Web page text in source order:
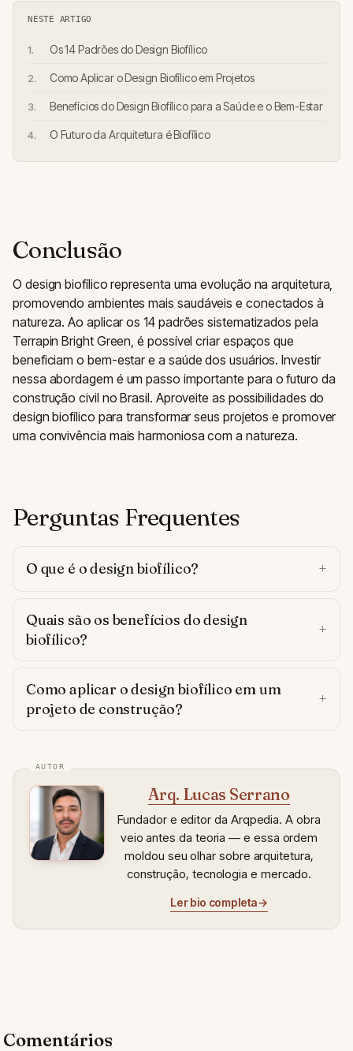
NESTE ARTIGO
Os 14 Padrões do Design Biofílico
Como Aplicar o Design Biofílico em Projetos
Benefícios do Design Biofílico para a Saúde e o Bem-Estar
O Futuro da Arquitetura é Biofílico
Conclusão
O design biofílico representa uma evolução na arquitetura,
promovendo ambientes mais saudáveis e conectados à
natureza. Ao aplicar os 14 padrões sistematizados pela
Terrapin Bright Green, é possível criar espaços que
beneficiam o bem-estar e a saúde dos usuários. Investir
nessa abordagem é um passo importante para o futuro da
construção civil no Brasil. Aproveite as possibilidades do
design biofílico para transformar seus projetos e promover
uma convivência mais harmoniosa com a natureza.
Perguntas Frequentes
O que é o design biofílico?
Quais são os benefícios do design
biofílico?
Como aplicar o design biofílico em um
projeto de construção?
Arq. Lucas Serrano
Fundador e editor da Arqpedia. A obra
veio antes da teoria — e essa ordem
moldou seu olhar sobre arquitetura,
construção, tecnologia e mercado.
Ler bio completa→